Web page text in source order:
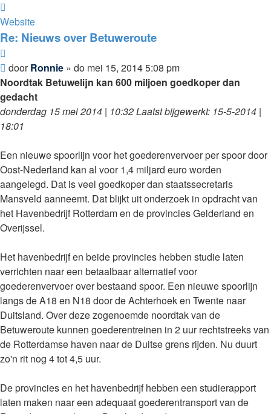
Ronnie
Website
Re: Nieuws over Betuweroute
Bericht
doorRonnie » do mei 15, 2014 5:08 pm
Noordtak Betuwelijn kan 600 miljoen goedkoper dan
gedacht
donderdag 15 mei 2014 | 10:32 Laatst bijgewerkt: 15-5-2014 |
18:01
Een nieuwe spoorlijn voor het goederenvervoer per spoor door
Oost-Nederland kan al voor 1,4 miljard euro worden
aangelegd. Dat is veel goedkoper dan staatssecretaris
Mansveld aanneemt. Dat blijkt uit onderzoek in opdracht van
het Havenbedrijf Rotterdam en de provincies Gelderland en
Overijssel.
Het havenbedrijf en beide provincies hebben studie laten
verrichten naar een betaalbaar alternatief voor
goederenvervoer over bestaand spoor. Een nieuwe spoorlijn
langs de A18 en N18 door de Achterhoek en Twente naar
Duitsland. Over deze zogenoemde noordtak van de
Betuweroute kunnen goederentreinen in 2 uur rechtstreeks van
de Rotterdamse haven naar de Duitse grens rijden. Nu duurt
zo'n rit nog 4 tot 4,5 uur.
De provincies en het havenbedrijf hebben een studierapport
laten maken naar een adequaat goederentransport van de